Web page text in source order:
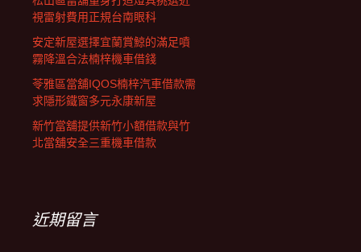
視雷射費用正規台南眼科
安定新屋選擇宜蘭賞鯨的滿足噴
霧降溫合法楠梓機車借錢
苓雅區當舖IQOS楠梓汽車借款需
求隱形鐵窗多元永康新屋
新竹當舖提供新竹小額借款與竹
北當舖安全三重機車借款
近期留言